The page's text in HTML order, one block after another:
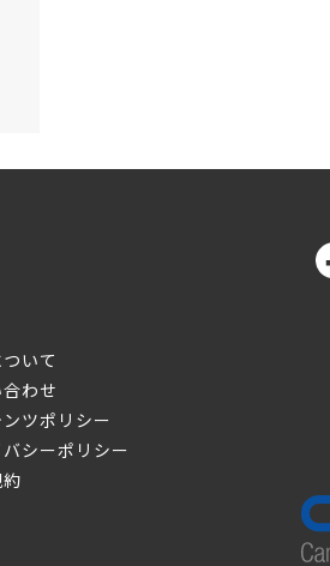
いて
わせ
ツポリシー
シーポリシー